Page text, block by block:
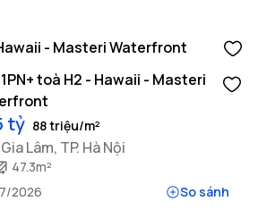
- Masteri Waterfront
toà H2 - Hawaii - Masteri
tỷ 88 triệu/m²
Lâm, TP. Hà Nội
47.3m²
2026
So sánh